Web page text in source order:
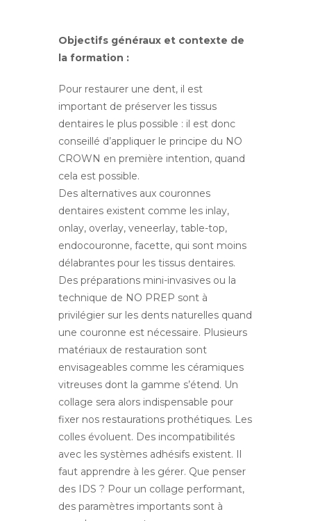
Objectifs généraux et contexte de
la formation :
Pour restaurer une dent, il est
important de préserver les tissus
dentaires le plus possible : il est donc
conseillé d’appliquer le principe du NO
CROWN en première intention, quand
cela est possible.
Des alternatives aux couronnes
dentaires existent comme les inlay,
onlay, overlay, veneerlay, table-top,
endocouronne, facette, qui sont moins
délabrantes pour les tissus dentaires.
Des préparations mini-invasives ou la
technique de NO PREP sont à
privilégier sur les dents naturelles quand
une couronne est nécessaire. Plusieurs
matériaux de restauration sont
envisageables comme les céramiques
vitreuses dont la gamme s’étend. Un
collage sera alors indispensable pour
fixer nos restaurations prothétiques. Les
colles évoluent. Des incompatibilités
avec les systèmes adhésifs existent. Il
faut apprendre à les gérer. Que penser
des IDS ? Pour un collage performant,
des paramètres importants sont à